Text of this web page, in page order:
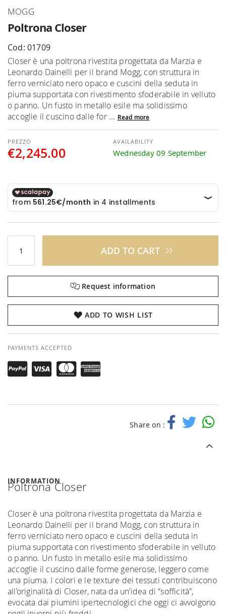
Poltrona Closer
MOGG
Cod: 01709
Closer è una poltrona rivestita progettata da Marzia e
Leonardo Dainelli per il brand Mogg, con struttura in
ferro verniciato nero opaco e cuscini della seduta in
piuma supportata con rivestimento sfoderabile in velluto
o panno. Un fusto in metallo esile ma solidissimo
accoglie il cuscino dalle for ... Read more
€2,245.00
AVAILABILITY
Wednesday 09 September
ADD TO CART
Request information
ADD TO WISH LIST
PAYMENTS ACCEPTED
Share on :
Skip
the
beginning
of
the
images
gallery
INFORMATION
Poltrona Closer
Closer è una poltrona rivestita progettata da Marzia e
Leonardo Dainelli per il brand Mogg, con struttura in
ferro verniciato nero opaco e cuscini della seduta in
piuma supportata con rivestimento sfoderabile in velluto
o panno. Un fusto in metallo esile ma solidissimo
accoglie il cuscino dalle forme generose, leggero come
una piuma. I colori e le texture dei tessuti contribuiscono
all’originalità di Closer, nata da un’idea di “sofficità”,
evocata dai piumini ipertecnologici che oggi ci avvolgono